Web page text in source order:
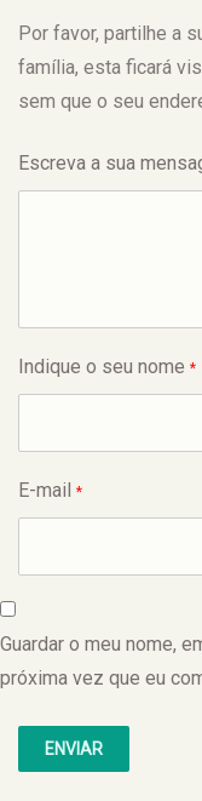
Por favor, partilhe a
família, esta ficará
sem que o seu
Escreva a sua
Indique o seu nome *
E-mail *
Guardar o meu nome,
próxima vez que eu